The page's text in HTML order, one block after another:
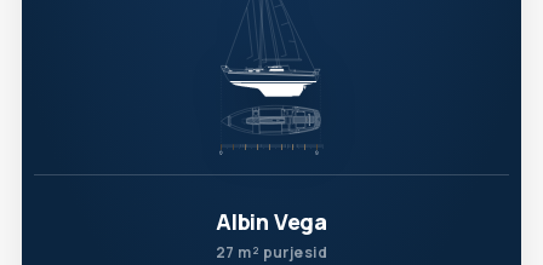
Albin Vega
27 m² purjesid